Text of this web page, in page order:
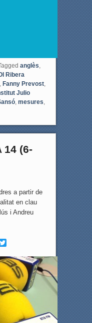
anglès
Ribera
Fanny Prevost,
Julio
, mesures
14 (6-
a partir de
en clau
i Andreu
T
i
t
t
e
r